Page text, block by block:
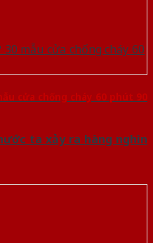
cửa chống cháy 60 phút 90
ta xảy ra hàng nghìn